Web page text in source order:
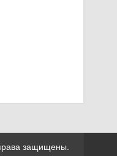
защищены.